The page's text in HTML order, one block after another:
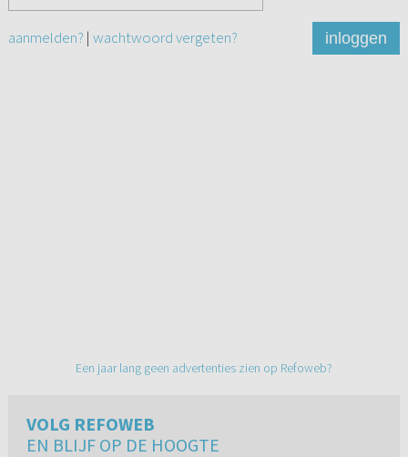
aanmelden? | wachtwoord vergeten? inloggen
Een jaar lang geen advertenties zien op Refoweb?
VOLG REFOWEB
EN BLIJF OP DE HOOGTE